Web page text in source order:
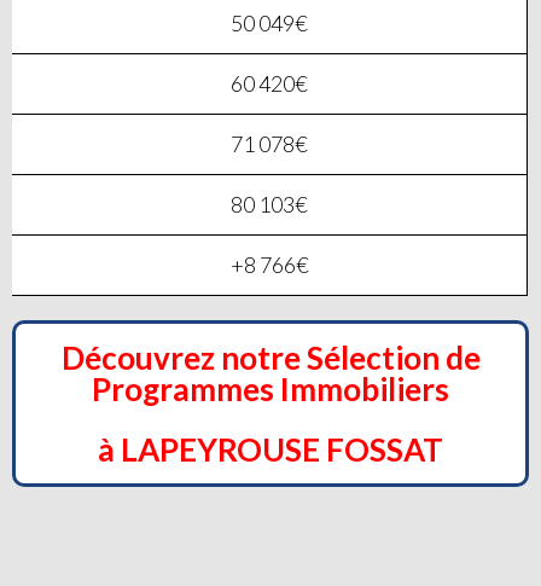
50 049€
60 420€
71 078€
80 103€
+8 766€
Découvrez notre Sélection de
Programmes Immobiliers
à LAPEYROUSE FOSSAT